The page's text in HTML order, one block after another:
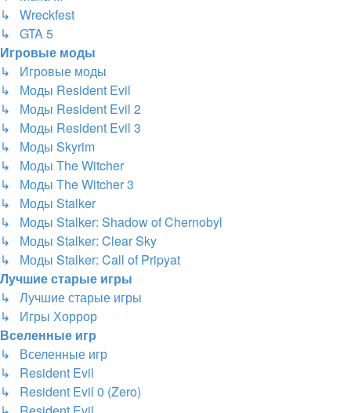
↳ Wreckfest
↳ GTA 5
Игровые моды
↳ Игровые моды
↳ Моды Resident Evil
↳ Моды Resident Evil 2
↳ Моды Resident Evil 3
↳ Моды Skyrim
↳ Моды The Witcher
↳ Моды The Witcher 3
↳ Моды Stalker
↳ Моды Stalker: Shadow of Chernobyl
↳ Моды Stalker: Clear Sky
↳ Моды Stalker: Call of Pripyat
Лучшие старые игры
↳ Лучшие старые игры
↳ Игры Хоррор
Вселенные игр
↳ Вселенные игр
↳ Resident Evil
↳ Resident Evil 0 (Zero)